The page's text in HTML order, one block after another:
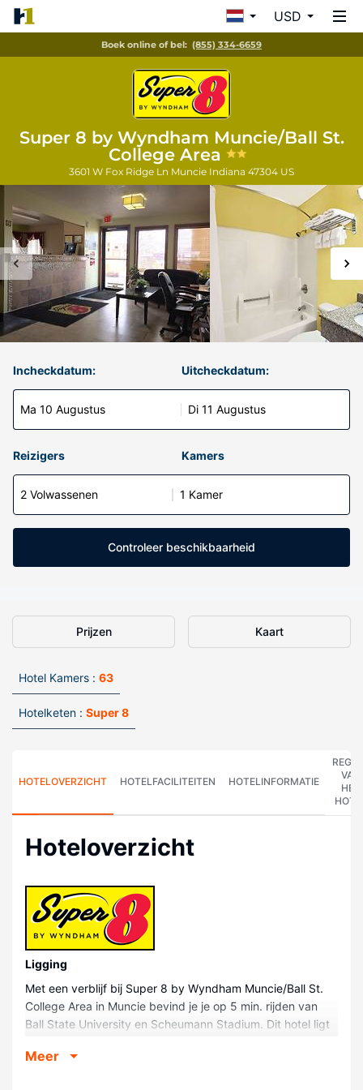
USD
Boek online of bel: (855) 334-6659
Super 8 by Wyndham Muncie/Ball St.
College Area
3601 W Fox Ridge Ln Muncie Indiana 47304 US
Incheckdatum:
Ma 10 Augustus
Uitcheckdatum:
Di 11 Augustus
Reizigers Kamers
2 Volwassenen 1 Kamer
Controleer beschikbaarheid
Prijzen Kaart
Hotel Kamers : 63
Hotelketen : Super 8
HOTELOVERZICHT HOTELFACILITEITEN HOTELINFORMATIE
VAN
HET
Hoteloverzicht
Ligging
Met een verblijf bij Super 8 by Wyndham Muncie/Ball St.
College Area in Muncie bevind je je op 5 min. rijden van
Ball State University en Scheumann Stadium. Dit hotel ligt
van Worthen Arena.
Meer